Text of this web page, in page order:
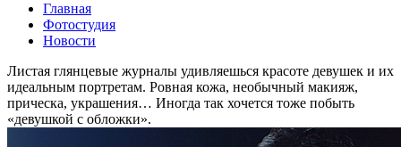
Главная
Фотостудия
Новости
Листая глянцевые журналы удивляешься красоте девушек и их
идеальным портретам. Ровная кожа, необычный макияж,
прическа, украшения… Иногда так хочется тоже побыть
«девушкой с обложки».